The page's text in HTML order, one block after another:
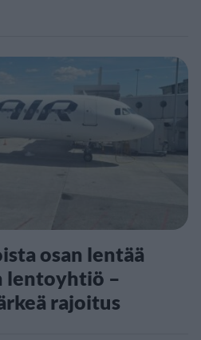
osan lentää
lentoyhtiö –
rajoitus